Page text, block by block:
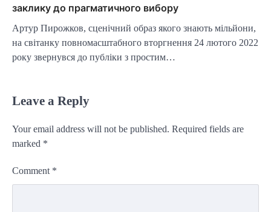
заклику до прагматичного вибору
Артур Пирожков, сценічний образ якого знають мільйони,
на світанку повномасштабного вторгнення 24 лютого 2022
року звернувся до публіки з простим…
Leave a Reply
Your email address will not be published. Required fields are
marked *
Comment *